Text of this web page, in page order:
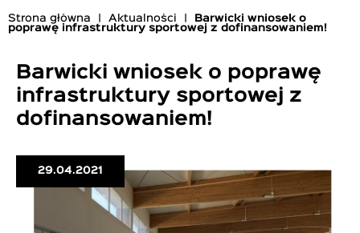
Ścieżka
Strona główna Aktualności
Barwicki wniosek o
poprawę infrastruktury sportowej z dofinansowaniem!
Barwicki wniosek o poprawę
infrastruktury sportowej z
dofinansowaniem!
29.04.2021